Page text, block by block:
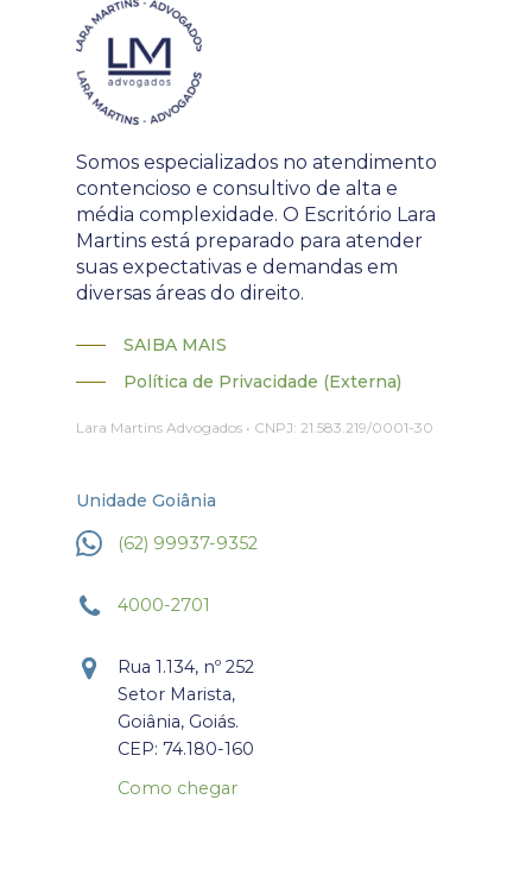
Somos especializados no atendimento
contencioso e consultivo de alta e
média complexidade. O Escritório Lara
Martins está preparado para atender
suas expectativas e demandas em
diversas áreas do direito.
SAIBA MAIS
Política de Privacidade (Externa)
Lara Martins Advogados • CNPJ: 21.583.219/0001-30
Unidade Goiânia
(62) 99937-9352
4000-2701
Rua 1.134, nº 252
Setor Marista,
Goiânia, Goiás.
CEP: 74.180-160
Como chegar